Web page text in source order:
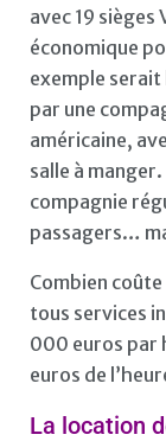
avec 19
économique
exemple
par une
américaine,
salle à
compagnie
passagers…
Combien
tous services
000 euros par
euros de
La location